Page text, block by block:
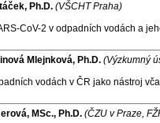
Ph.D. (VŠCHT Praha)
CoV-2 v odpadních vodách a
Mlejnková, Ph.D. (Výzkumný
vodách v ČR jako nástroj
MSc., Ph.D. (ČZU v Praze,